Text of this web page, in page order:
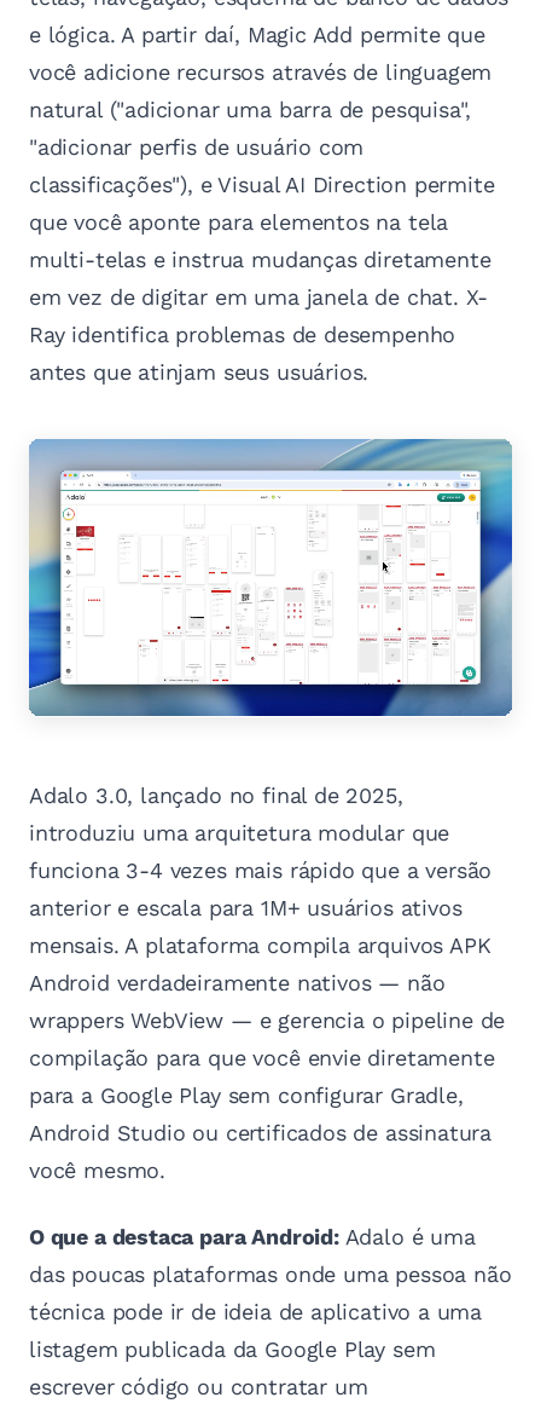
e lógica. A partir daí, Magic Add permite que
você adicione recursos através de linguagem
natural ("adicionar uma barra de pesquisa",
"adicionar perfis de usuário com
classificações"), e Visual AI Direction permite
que você aponte para elementos na tela
multi-telas e instrua mudanças diretamente
em vez de digitar em uma janela de chat. X-
Ray identifica problemas de desempenho
antes que atinjam seus usuários.
Adalo 3.0, lançado no final de 2025,
introduziu uma arquitetura modular que
funciona 3-4 vezes mais rápido que a versão
anterior e escala para 1M+ usuários ativos
mensais. A plataforma compila arquivos APK
Android verdadeiramente nativos — não
wrappers WebView — e gerencia o pipeline de
compilação para que você envie diretamente
para a Google Play sem configurar Gradle,
Android Studio ou certificados de assinatura
você mesmo.
O que a destaca para Android:Adalo é uma
das poucas plataformas onde uma pessoa não
técnica pode ir de ideia de aplicativo a uma
listagem publicada da Google Play sem
escrever código ou contratar um